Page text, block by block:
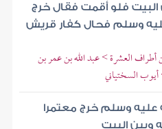
فلو أقمت فقال خرج
وسلم فحال كفار قريش
أطراف العشرة > عبد الله بن عمر بن
السختياني
عليه وسلم خرج معتمرا
وبين البيت